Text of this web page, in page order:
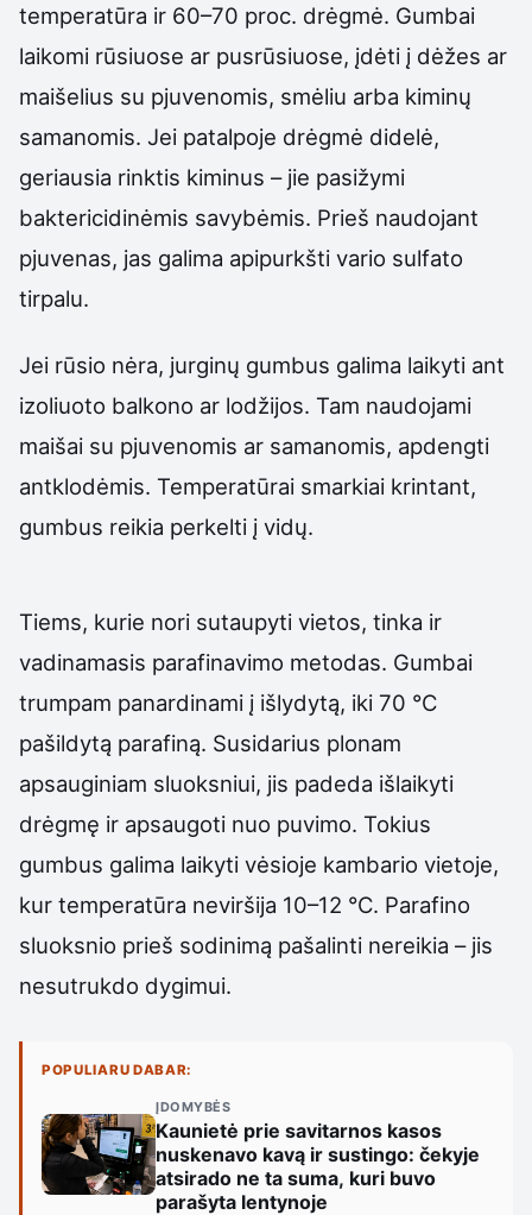
temperatūra ir 60–70 proc. drėgmė. Gumbai
laikomi rūsiuose ar pusrūsiuose, įdėti į dėžes ar
maišelius su pjuvenomis, smėliu arba kiminų
samanomis. Jei patalpoje drėgmė didelė,
geriausia rinktis kiminus – jie pasižymi
baktericidinėmis savybėmis. Prieš naudojant
pjuvenas, jas galima apipurkšti vario sulfato
tirpalu.
Jei rūsio nėra, jurginų gumbus galima laikyti ant
izoliuoto balkono ar lodžijos. Tam naudojami
maišai su pjuvenomis ar samanomis, apdengti
antklodėmis. Temperatūrai smarkiai krintant,
gumbus reikia perkelti į vidų.
Tiems, kurie nori sutaupyti vietos, tinka ir
vadinamasis parafinavimo metodas. Gumbai
trumpam panardinami į išlydytą, iki 70 °C
pašildytą parafiną. Susidarius plonam
apsauginiam sluoksniui, jis padeda išlaikyti
drėgmę ir apsaugoti nuo puvimo. Tokius
gumbus galima laikyti vėsioje kambario vietoje,
kur temperatūra neviršija 10–12 °C. Parafino
sluoksnio prieš sodinimą pašalinti nereikia – jis
nesutrukdo dygimui.
POPULIARU DABAR:
ĮDOMYBĖS
Kaunietė prie savitarnos kasos
nuskenavo kavą ir sustingo: čekyje
atsirado ne ta suma, kuri buvo
parašyta lentynoje